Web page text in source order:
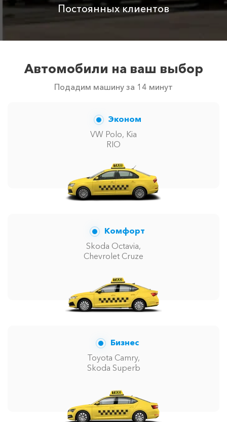
менеджер при заказе.
Постоянных клиентов
Автомобили на ваш выбор
Подадим машину за 14 минут
Эконом
VW Polo, Kia
RIO
Комфорт
Skoda Octavia,
Chevrolet Cruze
Бизнес
Toyota Camry,
Skoda Superb